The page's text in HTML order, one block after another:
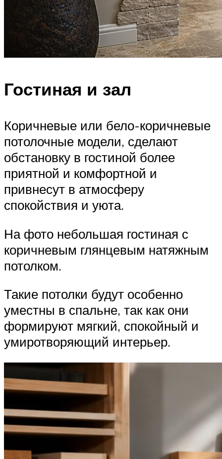
Гостиная и зал
Коричневые или бело-коричневые
потолочные модели, сделают
обстановку в гостиной более
приятной и комфортной и
привнесут в атмосферу
спокойствия и уюта.
На фото небольшая гостиная с
коричневым глянцевым натяжным
потолком.
Такие потолки будут особенно
уместны в спальне, так как они
формируют мягкий, спокойный и
умиротворяющий интерьер.